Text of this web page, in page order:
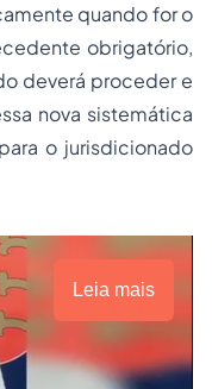
quando for o
obrigatório,
deverá proceder e
nova sistemática
o jurisdicionado
Leia mais